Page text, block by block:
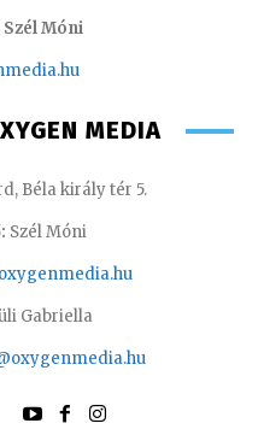
Móni
MEDIA
Béla király tér 5.
Szél Móni
Gabriella